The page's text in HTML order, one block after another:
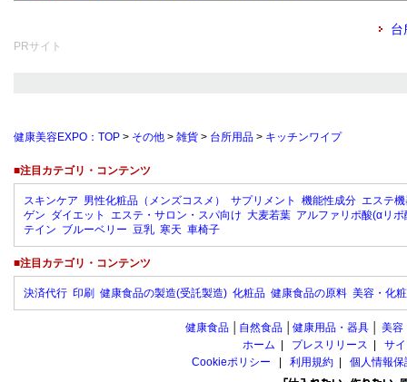
台
PRサイト
健康美容EXPO：TOP > その他 > 雑貨 > 台所用品 > キッチンワイプ
■注目カテゴリ・コンテンツ
スキンケア 男性化粧品（メンズコスメ） サプリメント 機能性成分 エステ
ゲン ダイエット エステ・サロン・スパ向け 大麦若葉 アルファリポ酸(αリポ
テイン ブルーベリー 豆乳 寒天 車椅子
■注目カテゴリ・コンテンツ
決済代行 印刷 健康食品の製造(受託製造) 化粧品 健康食品の原料 美容・化
健康食品 自然食品 健康用品・器具 美容
ホーム
プレスリリース
サ
Cookieポリシー
利用規約 個人情報